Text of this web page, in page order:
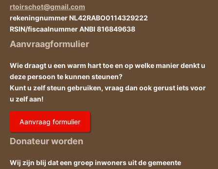
rtoirschot@gmail.com
rekeningnummer NL42RABO0114329222
RSIN/fiscaalnummer ANBI 816849638
Aanvraagformulier
Wie draagt u een warm hart toe en op welke manier denkt u
deze persoon te kunnen steunen?
Kunt u zelf steun gebruiken, vraag dan ook gerust iets voor
u zelf aan!
Aanvraag formulier
Donateur worden
Wij zijn blij dat een groep inwoners uit de gemeente